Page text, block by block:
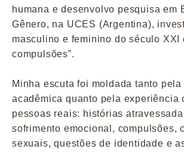
humana e desenvolvo pesquisa em
Gênero, na UCES (Argentina),
masculino e feminino do século XXI
compulsões”.
Minha escuta foi moldada tanto pela
acadêmica quanto pela experiência
pessoas reais: histórias
sofrimento emocional, compulsões,
sexuais, questões de identidade e